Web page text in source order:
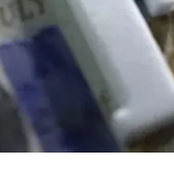
Siirt
Sinop
Sivas